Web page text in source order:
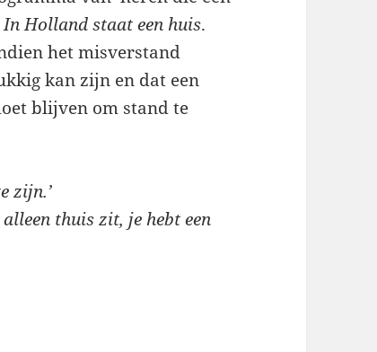
In Holland staat een huis.
het misverstand
kan zijn en dat een
blijven om stand te
zijn.’
thuis zit, je hebt een